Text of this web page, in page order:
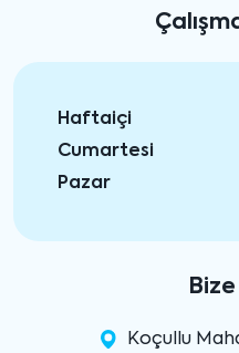
Haftaiçi
Cumartesi
Pazar
Bize
Koçullu